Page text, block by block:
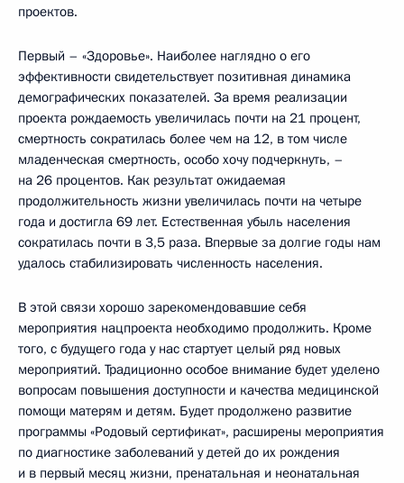
проектов.
Первый – «Здоровье». Наиболее наглядно о его
эффективности свидетельствует позитивная динамика
демографических показателей. За время реализации
проекта рождаемость увеличилась почти на 21 процент,
смертность сократилась более чем на 12, в том числе
младенческая смертность, особо хочу подчеркнуть, –
на 26 процентов. Как результат ожидаемая
продолжительность жизни увеличилась почти на четыре
года и достигла 69 лет. Естественная убыль населения
сократилась почти в 3,5 раза. Впервые за долгие годы нам
удалось стабилизировать численность населения.
В этой связи хорошо зарекомендовавшие себя
мероприятия нацпроекта необходимо продолжить. Кроме
того, с будущего года у нас стартует целый ряд новых
мероприятий. Традиционно особое внимание будет уделено
вопросам повышения доступности и качества медицинской
помощи матерям и детям. Будет продолжено развитие
программы «Родовый сертификат», расширены мероприятия
по диагностике заболеваний у детей до их рождения
и в первый месяц жизни, пренатальная и неонатальная